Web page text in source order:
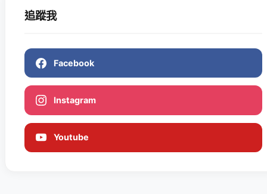
追蹤我
Facebook
Instagram
Youtube